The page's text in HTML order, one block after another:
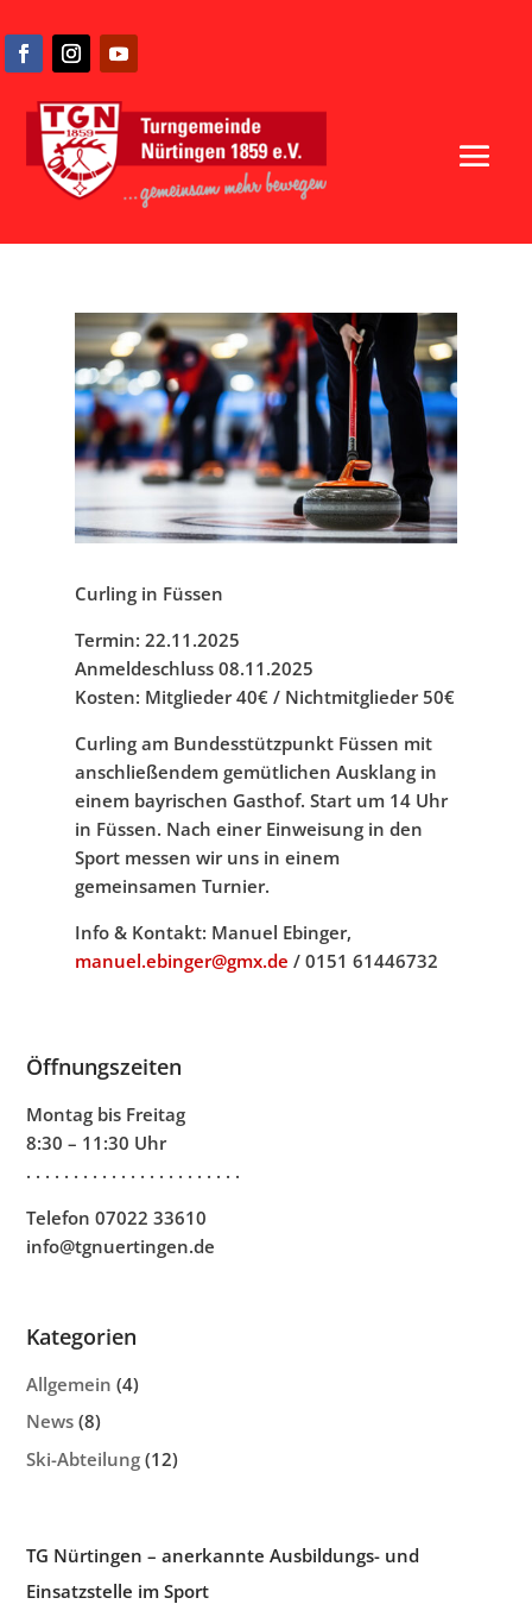
Curling in Füssen
Termin: 22.11.2025
Anmeldeschluss 08.11.2025
Kosten: Mitglieder 40€ / Nichtmitglieder 50€
Curling am Bundesstützpunkt Füssen mit
anschließendem gemütlichen Ausklang in
einem bayrischen Gasthof. Start um 14 Uhr
in Füssen. Nach einer Einweisung in den
Sport messen wir uns in einem
gemeinsamen Turnier.
Info & Kontakt: Manuel Ebinger,
manuel.ebinger@gmx.de / 0151 61446732
Öffnungszeiten
Montag bis Freitag
8:30 – 11:30 Uhr
. . . . . . . . . . . . . . . . . . . . . . .
Telefon 07022 33610
info@tgnuertingen.de
Kategorien
Allgemein (4)
News (8)
Ski-Abteilung (12)
TG Nürtingen – anerkannte Ausbildungs- und
Einsatzstelle im Sport